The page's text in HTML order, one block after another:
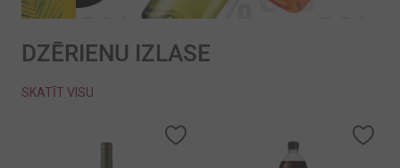
DZĒRIENU IZLASE
SKATĪT VISU